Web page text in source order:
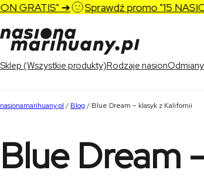
➔ Sprawdź promo "15 NASION
Sklep (Wszystkie produkty)Rodzaje nasion
nasionamarihuany.pl / Blog / Blue Dream – klasyk z Kalifornii
Blue Dream